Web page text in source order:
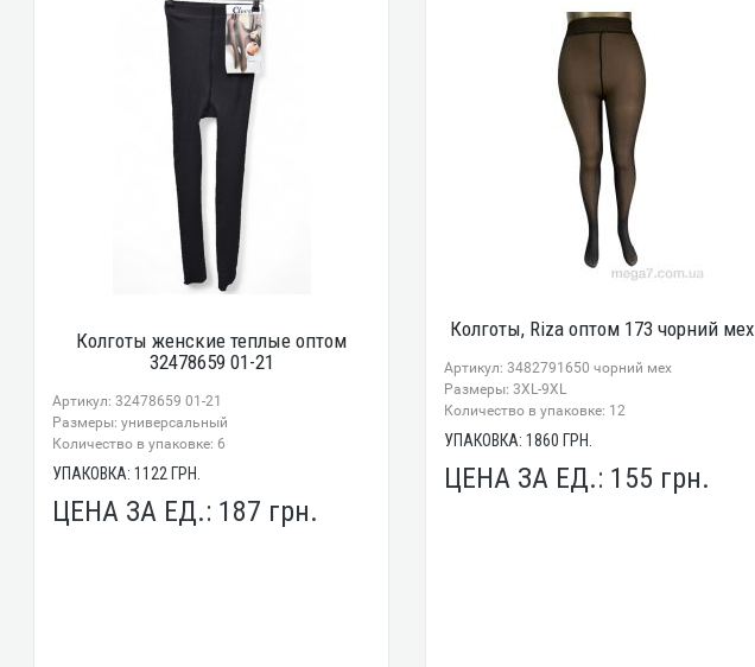
Колготы женские теплые оптом
32478659 01-21
Артикул: 32478659 01-21
Размеры: универсальный
Количество в упаковке: 6
УПАКОВКА:1122 ГРН.
ЦЕНА ЗА ЕД.: 187 грн.
Колготы, Riza оптом 173 чорний мех
Артикул: 3482791650 чорний мех
Размеры: 3XL-9XL
Количество в упаковке: 12
УПАКОВКА: 1860 ГРН.
ЦЕНА ЗА ЕД.: 155 грн.